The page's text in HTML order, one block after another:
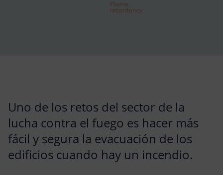
Uno de los retos del sector de la
lucha contra el fuego es hacer más
fácil y segura la evacuación de los
edificios cuando hay un incendio.